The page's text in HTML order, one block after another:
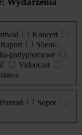
Koncert
Raport
Silent-
podyplomowe
Videocast
Poznań
Sopot